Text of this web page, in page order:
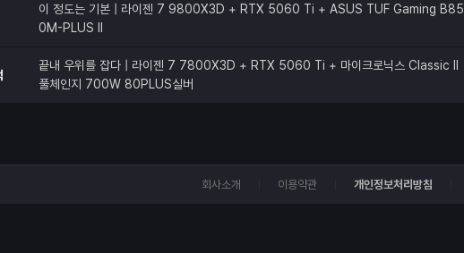
이 정도는 기본 | 라이젠 7 9800X3D + RTX 5060 Ti + ASUS TUF Gaming B85
0M-PLUS II
끝내 우위를 잡다 | 라이젠 7 7800X3D + RTX 5060 Ti + 마이크로닉스 Classic II
풀체인지 700W 80PLUS실버
회사소개 이용약관 개인정보처리방침